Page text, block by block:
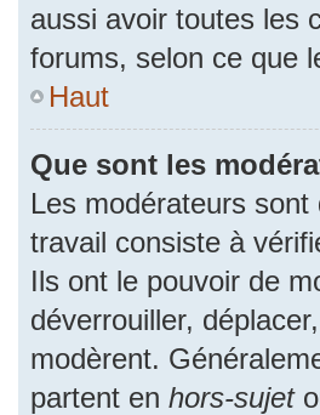
aussi avoir toutes les
forums, selon ce que
Haut
Que sont les
Les modérateurs sont
travail consiste à
Ils ont le pouvoir de
déverrouiller,
modèrent.
partent en hors-sujet